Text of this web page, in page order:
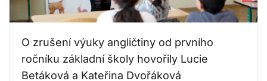
O zrušení výuky angličtiny od prvního
ročníku základní školy hovořily Lucie
Betáková a Kateřina Dvořáková